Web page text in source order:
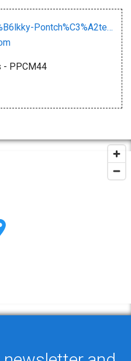
facebook.com/M%C3%B6lkky-Pontch%C3%A2teau-Club-44-106114527893647/
- PPCM44